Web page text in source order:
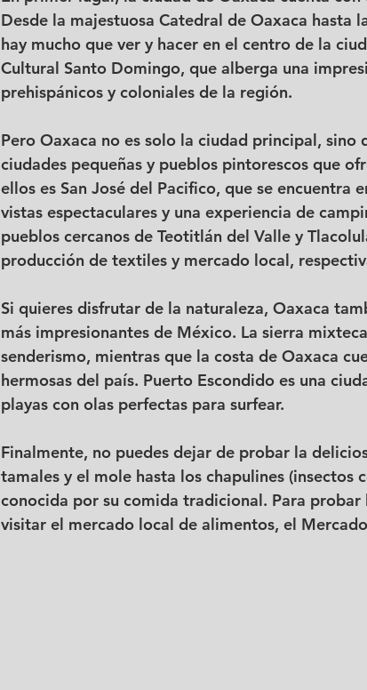
Desde la majestuosa Catedral de Oaxaca hasta
hay mucho que ver y hacer en el centro de la
Cultural Santo Domingo, que alberga una
prehispánicos y coloniales de la región.
Pero Oaxaca no es solo la ciudad principal, sino
ciudades pequeñas y pueblos pintorescos que
ellos es San José del Pacifico, que se encuentra
vistas espectaculares y una experiencia de
pueblos cercanos de Teotitlán del Valle y
producción de textiles y mercado local,
Si quieres disfrutar de la naturaleza, Oaxaca
más impresionantes de México. La sierra
senderismo, mientras que la costa de Oaxaca
hermosas del país. Puerto Escondido es una
playas con olas perfectas para surfear.
Finalmente, no puedes dejar de probar la
tamales y el mole hasta los chapulines (insectos
conocida por su comida tradicional. Para
visitar el mercado local de alimentos, el